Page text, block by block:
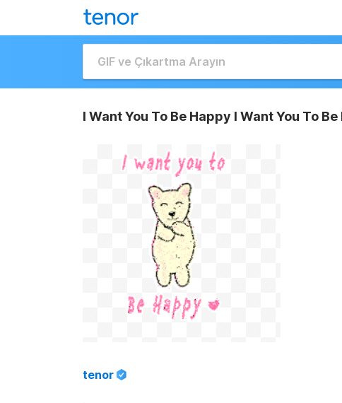
I Want You To Be Happy I Want You To
tenor